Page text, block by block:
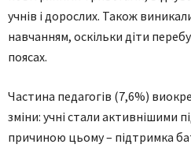
учнів і дорослих. Також
навчанням, оскільки діти
поясах.
Частина педагогів (7,6%)
зміни: учні стали активнішими
причиною цьому – підтримка